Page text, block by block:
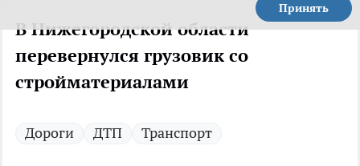
Принять
В Нижегородской области
перевернулся грузовик со
стройматериалами
Дороги ДТП Транспорт